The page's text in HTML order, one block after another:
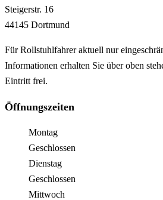
Steigerstr. 16
44145 Dortmund
Für Rollstuhlfahrer aktuell nur
Informationen erhalten Sie über oben
Eintritt frei.
Öffnungszeiten
Montag
Geschlossen
Dienstag
Geschlossen
Mittwoch